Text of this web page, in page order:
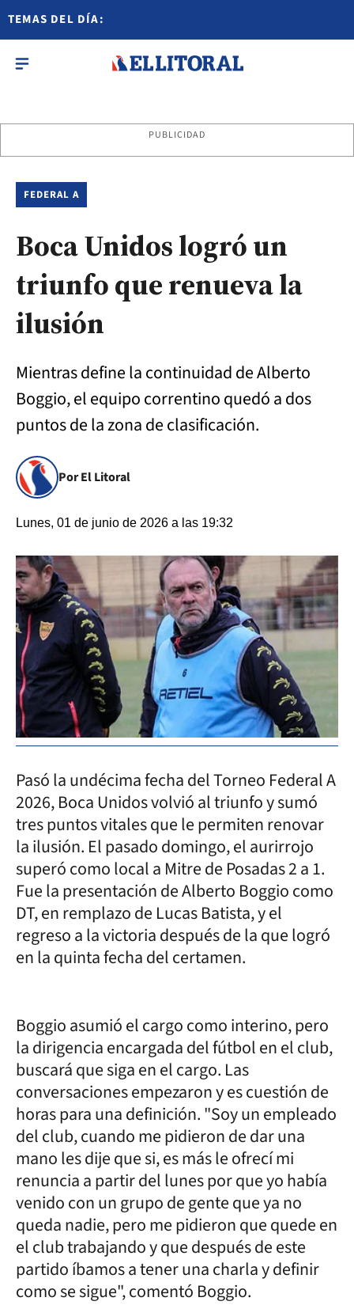
TEMAS DEL DÍA:
PUBLICIDAD
FEDERAL A
Boca Unidos logró un
triunfo que renueva la
ilusión
Mientras define la continuidad de Alberto
Boggio, el equipo correntino quedó a dos
puntos de la zona de clasificación.
Por El Litoral
Lunes, 01 de junio de 2026 a las 19:32
Pasó la undécima fecha del Torneo Federal A
2026, Boca Unidos volvió al triunfo y sumó
tres puntos vitales que le permiten renovar
la ilusión. El pasado domingo, el aurirrojo
superó como local a Mitre de Posadas 2 a 1.
Fue la presentación de Alberto Boggio como
DT, en remplazo de Lucas Batista, y el
regreso a la victoria después de la que logró
en la quinta fecha del certamen.
Boggio asumió el cargo como interino, pero
la dirigencia encargada del fútbol en el club,
buscará que siga en el cargo. Las
conversaciones empezaron y es cuestión de
horas para una definición. "Soy un empleado
del club, cuando me pidieron de dar una
mano les dije que si, es más le ofrecí mi
renuncia a partir del lunes por que yo había
venido con un grupo de gente que ya no
queda nadie, pero me pidieron que quede en
el club trabajando y que después de este
partido íbamos a tener una charla y definir
como se sigue", comentó Boggio.